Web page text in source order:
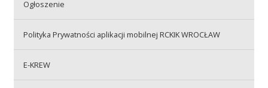
Ogłoszenie
Polityka Prywatności aplikacji mobilnej RCKIK WROCŁAW
E-KREW